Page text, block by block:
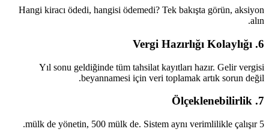
Hangi kiracı ödedi, hangisi ödemedi? Tek bakışta görün, aksiyon
alın.
6. Vergi Hazırlığı Kolaylığı
Yıl sonu geldiğinde tüm tahsilat kayıtları hazır. Gelir vergisi
beyannamesi için veri toplamak artık sorun değil.
7. Ölçeklenebilirlik
5 mülk de yönetin, 500 mülk de. Sistem aynı verimlilikle çalışır.